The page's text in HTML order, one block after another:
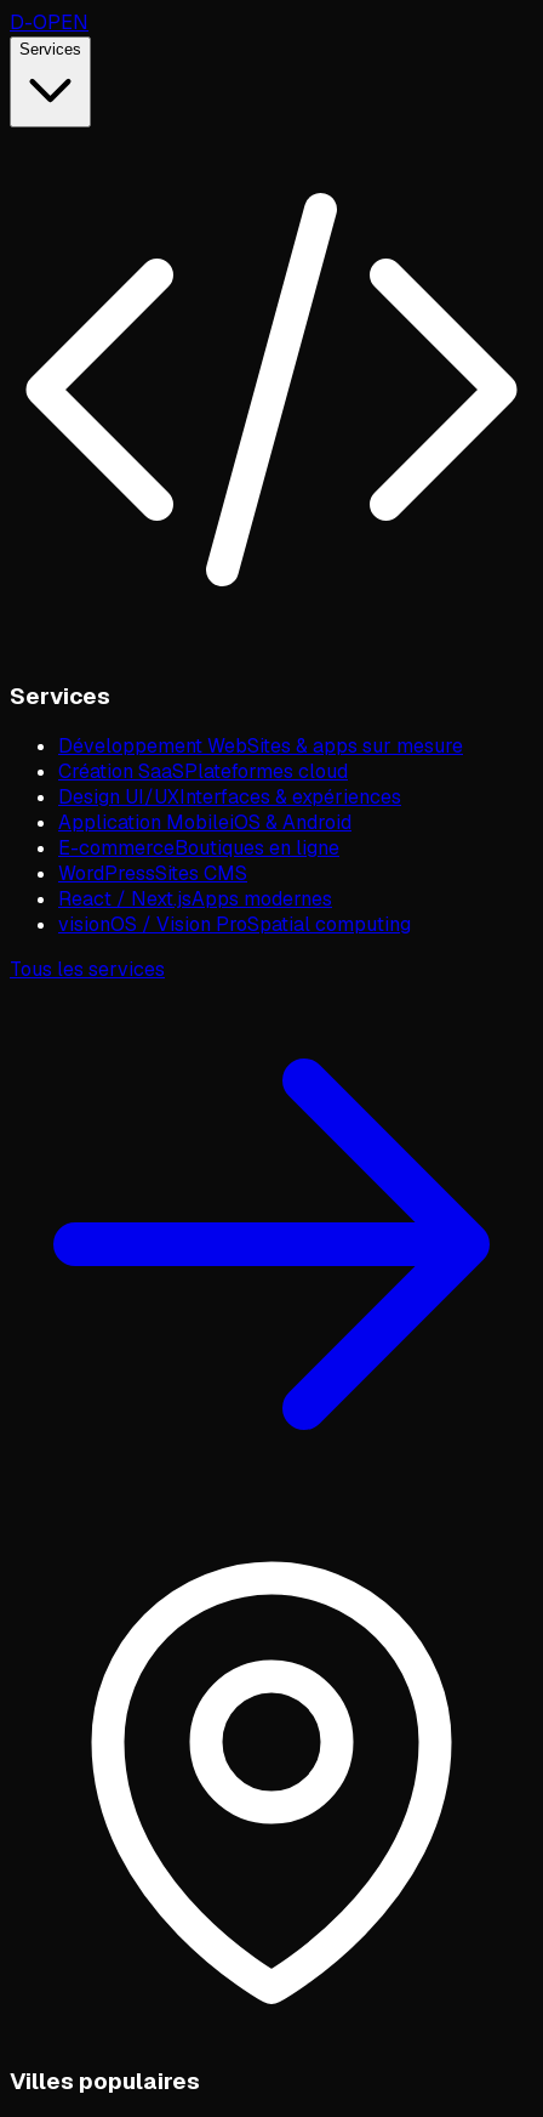
D-OPEN
Services
Services
Développement WebSites & apps sur mesure
Création SaaSPlateformes cloud
Design UI/UXInterfaces & expériences
Application MobileiOS & Android
E-commerceBoutiques en ligne
WordPressSites CMS
React / Next.jsApps modernes
visionOS / Vision ProSpatial computing
Tous les services
Villes populaires